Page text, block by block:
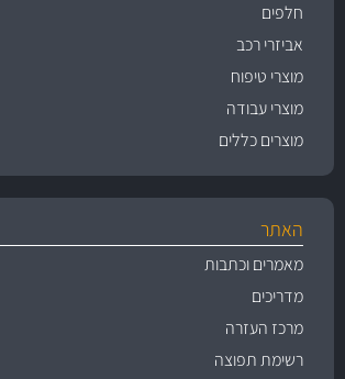
חלפים
אביזרי רכב
מוצרי טיפוח
מוצרי עבודה
מוצרים כללים
האתר
מאמרים וכתבות
מדריכים
מרכז העזרה
רשימת תפוצה